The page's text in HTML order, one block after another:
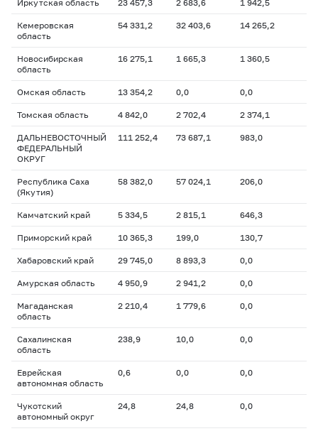
Иркутская область 23 457,3 2 683,6 1 942,5
Кемеровская
область
54 331,2 32 403,6 14 265,2
Новосибирская
область
16 275,1 1 665,3 1 360,5
Омская область 13 354,2 0,0 0,0
Томская область 4 842,0 2 702,4 2 374,1
ДАЛЬНЕВОСТОЧНЫЙ
ФЕДЕРАЛЬНЫЙ
ОКРУГ
111 252,4 73 687,1 983,0
Республика Саха
(Якутия)
58 382,0 57 024,1 206,0
Камчатский край 5 334,5 2 815,1 646,3
Приморский край 10 365,3 199,0 130,7
Хабаровский край 29 745,0 8 893,3 0,0
Амурская область 4 950,9 2 941,2 0,0
Магаданская
область
2 210,4 1 779,6 0,0
Сахалинская
область
238,9 10,0 0,0
Еврейская
автономная область
0,6 0,0 0,0
Чукотский
автономный округ
24,8 24,8 0,0